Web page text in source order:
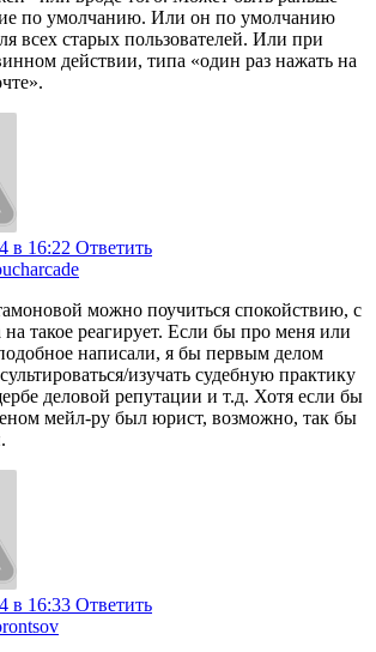
по умолчанию. Или он по умолчанию
всех старых пользователей. Или при
действии, типа «один раз нажать на
в 16:22 Ответить
можно поучиться спокойствию, с
такое реагирует. Если бы про меня или
написали, я бы первым делом
изучать судебную практику
деловой репутации и т.д. Хотя если бы
мейл-ру был юрист, возможно, так бы
в 16:33 Ответить